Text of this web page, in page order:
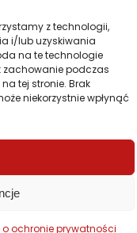
z technologii,
i/lub uzyskiwania
na te technologie
zachowanie podczas
tej stronie. Brak
niekorzystnie wpłynąć
ochronie prywatności